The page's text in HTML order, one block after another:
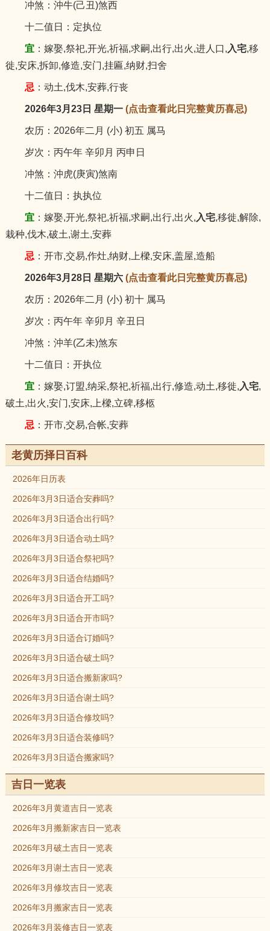
冲煞：沖牛(己丑)煞西
十二值日：定执位
宜：嫁娶,祭祀,开光,祈福,求嗣,出行,出火,进人口, 入宅,移
徙,安床,拆卸,修造,安门,挂匾,纳财,扫舍
忌 ：动土,伐木,安葬,行丧
2026年3月23日 星期一 (点击查看此日完整黄历喜忌)
农历：2026年二月 (小) 初五 属马
岁次：丙午年 辛卯月 丙申日
冲煞：沖虎(庚寅)煞南
十二值日：执执位
宜：嫁娶,开光,祭祀,祈福,求嗣,出行,出火, 入宅,移徙,解除,
栽种,伐木,破土,谢土,安葬
忌 ：开市,交易,作灶,纳财,上樑,安床,盖屋,造船
2026年3月28日 星期六 (点击查看此日完整黄历喜忌)
农历：2026年二月 (小) 初十 属马
岁次：丙午年 辛卯月 辛丑日
冲煞：沖羊(乙未)煞东
十二值日：开执位
宜：嫁娶,订盟,纳采,祭祀,祈福,出行,修造,动土,移徙, 入宅,
破土,出火,安门,安床,上樑,立碑,移柩
忌 ：开市,交易,合帐,安葬
老黄历择日百科
2026年日历表
2026年3月3日适合安葬吗?
2026年3月3日适合出行吗?
2026年3月3日适合动土吗?
2026年3月3日适合祭祀吗?
2026年3月3日适合结婚吗?
2026年3月3日适合开工吗?
2026年3月3日适合开市吗?
2026年3月3日适合订婚吗?
2026年3月3日适合破土吗?
2026年3月3日适合搬新家吗?
2026年3月3日适合谢土吗?
2026年3月3日适合修坟吗?
2026年3月3日适合装修吗?
2026年3月3日适合搬家吗?
吉日一览表
2026年3月黄道吉日一览表
2026年3月搬新家吉日一览表
2026年3月破土吉日一览表
2026年3月谢土吉日一览表
2026年3月修坟吉日一览表
2026年3月搬家吉日一览表
2026年3月装修吉日一览表